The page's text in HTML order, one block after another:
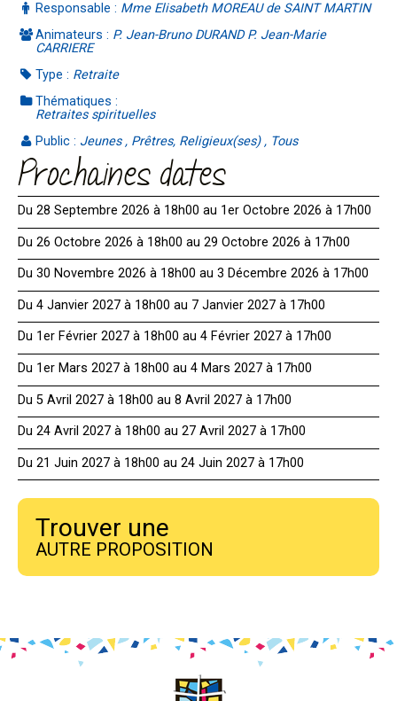
Responsable : Mme Elisabeth MOREAU de SAINT MARTIN
Animateurs : P. Jean-Bruno DURAND P. Jean-Marie
CARRIERE
Type : Retraite
Thématiques :
Retraites spirituelles
Public : Jeunes , Prêtres, Religieux(ses) , Tous
Prochaines dates
Du 28 Septembre 2026 à 18h00 au 1er Octobre 2026 à 17h00
Du 26 Octobre 2026 à 18h00 au 29 Octobre 2026 à 17h00
Du 30 Novembre 2026 à 18h00 au 3 Décembre 2026 à 17h00
Du 4 Janvier 2027 à 18h00 au 7 Janvier 2027 à 17h00
Du 1er Février 2027 à 18h00 au 4 Février 2027 à 17h00
Du 1er Mars 2027 à 18h00 au 4 Mars 2027 à 17h00
Du 5 Avril 2027 à 18h00 au 8 Avril 2027 à 17h00
Du 24 Avril 2027 à 18h00 au 27 Avril 2027 à 17h00
Du 21 Juin 2027 à 18h00 au 24 Juin 2027 à 17h00
Trouver une
AUTRE PROPOSITION